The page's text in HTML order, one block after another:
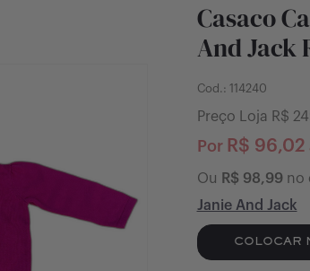
Casaco
And Jack
Cod.: 114240
Preço Loja R$
Por R$ 96,02
Ou R$ 98,99no
Janie And Jack
COLOCAR